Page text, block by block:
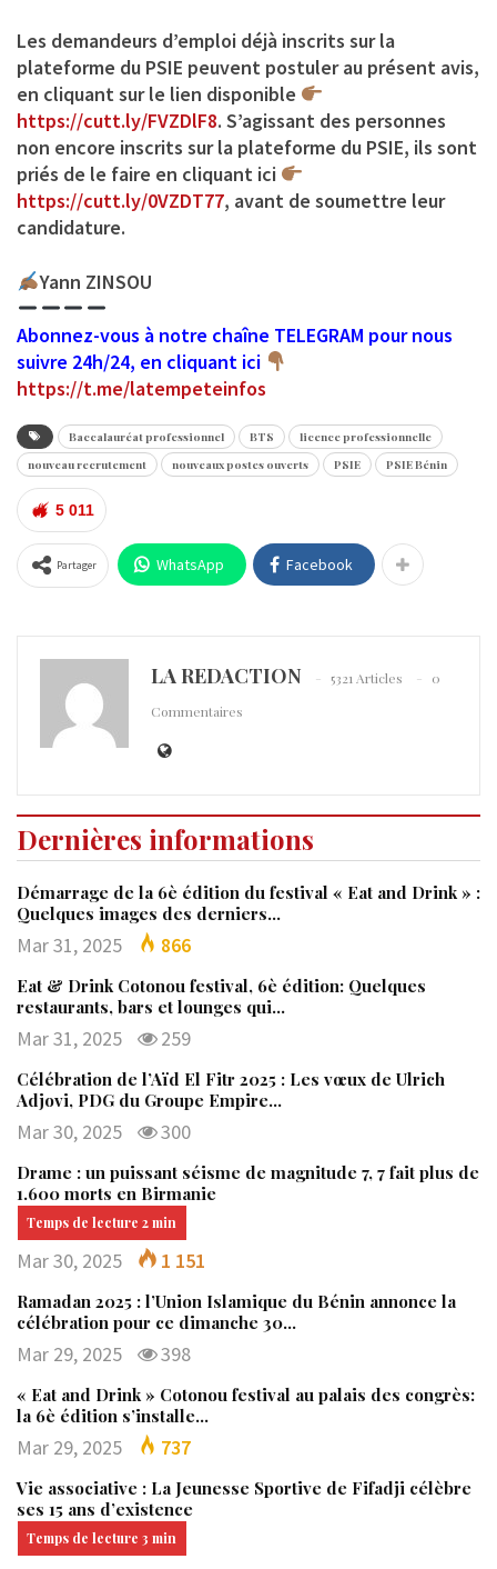
Les demandeurs d’emploi déjà inscrits sur la
plateforme du PSIE peuvent postuler au présent avis,
en cliquant sur le lien disponible
https://cutt.ly/FVZDlF8. S’agissant des personnes
non encore inscrits sur la plateforme du PSIE, ils sont
priés de le faire en cliquant ici
https://cutt.ly/0VZDT77, avant de soumettre leur
candidature.
Yann ZINSOU
Abonnez-vous à notre chaîne TELEGRAM pour nous
suivre 24h/24, en cliquant ici
https://t.me/latempeteinfos
Baccalauréat professionnel BTS
licence professionnelle
nouveau recrutement
nouveaux postes ouverts PSIE PSIE Bénin
5 011
Partager WhatsApp Facebook
LA REDACTION 5321 Articles
0
Commentaires
Dernières informations
Démarrage de la 6è édition du festival « Eat and Drink » :
Quelques images des derniers…
Mar 31, 2025 866
Eat & Drink Cotonou festival, 6è édition: Quelques
restaurants, bars et lounges qui…
Mar 31, 2025 259
Célébration de l’Aïd El Fitr 2025 : Les vœux de Ulrich
Adjovi, PDG du Groupe Empire…
Mar 30, 2025 300
Drame : un puissant séisme de magnitude 7, 7 fait plus de
1.600 morts en Birmanie
Mar 30, 2025 1 151
Ramadan 2025 : l’Union Islamique du Bénin annonce la
célébration pour ce dimanche 30…
Mar 29, 2025 398
« Eat and Drink » Cotonou festival au palais des congrès:
la 6è édition s’installe…
Mar 29, 2025 737
Vie associative : La Jeunesse Sportive de Fifadji célèbre
ses 15 ans d’existence